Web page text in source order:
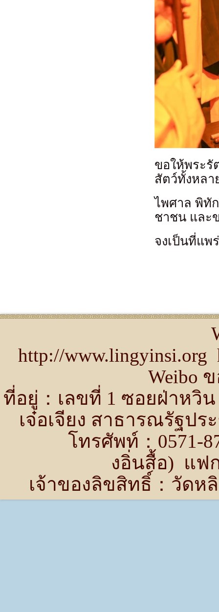
ขอให้พระรั
สัตว์ทั้งหล
ไพศาล พิทั
ชาชน และ
จงเป็นที่แพ
http://
Weibo
ที่อยู่：เลขที่ 1 ซอยฝ่าห
เจ๋อเจียง สาธารณรัฐป
โทรศัพท์：0571-
งอิ่นสื้อ) แฟก
เจ้าของลิขสิทธิ์：วัดห